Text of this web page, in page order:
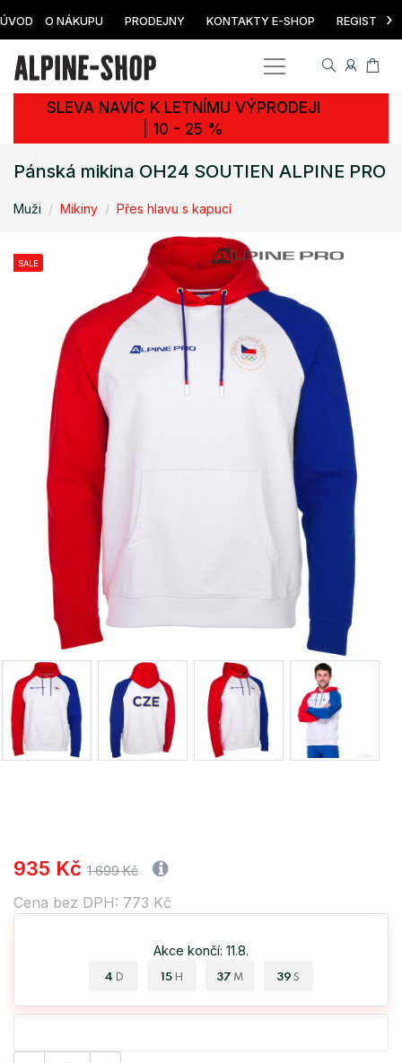
ÚVOD O NÁKUPU PRODEJNY KONTAKTY E-SHOP ›
SLEVA NAVÍC K LETNÍMU VÝPRODEJI
| 10 - 25 %
Pánská mikina OH24 SOUTIEN ALPINE PRO
Muži Mikiny Přes hlavu s kapucí
SALE
935 Kč 1 699 Kč
Cena bez DPH: 773 Kč
Akce končí: 11.8.
4 D 15 H 37 M 39 S